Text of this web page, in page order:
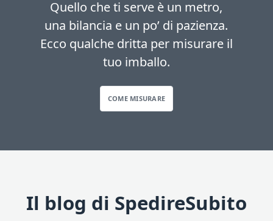
Quello che ti serve è un metro,
una bilancia e un po’ di pazienza.
Ecco qualche dritta per misurare il
tuo imballo.
COME MISURARE
Il blog di SpedireSubito